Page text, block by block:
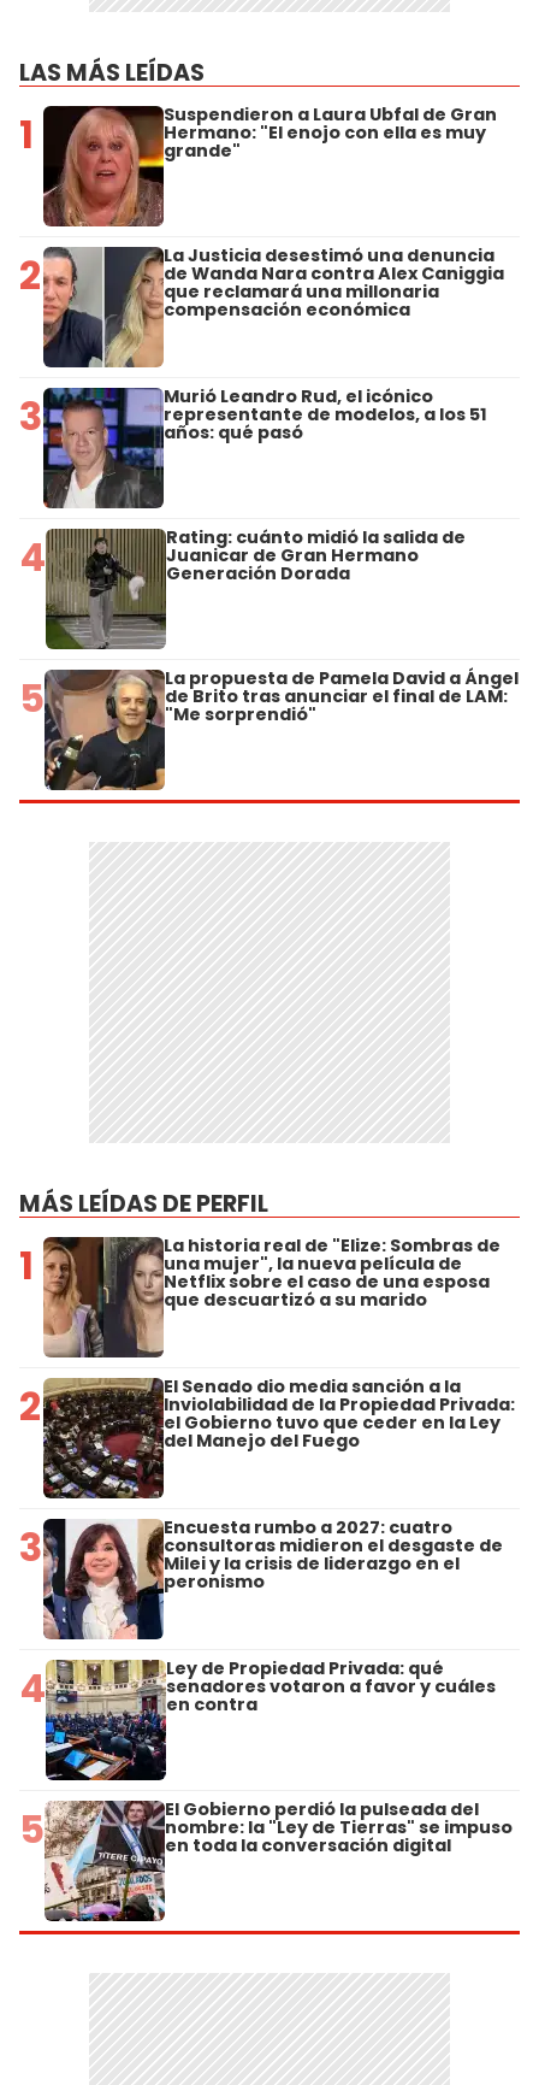
LAS MÁS LEÍDAS
1 Suspendieron a Laura Ubfal de Gran
Hermano: "El enojo con ella es muy
grande"
2 La Justicia desestimó una denuncia
de Wanda Nara contra Alex Caniggia
que reclamará una millonaria
compensación económica
3 Murió Leandro Rud, el icónico
representante de modelos, a los 51
años: qué pasó
4 Rating: cuánto midió la salida de
Juanicar de Gran Hermano
Generación Dorada
5 La propuesta de Pamela David a Ángel
de Brito tras anunciar el final de LAM:
"Me sorprendió"
MÁS LEÍDAS DE PERFIL
1 La historia real de "Elize: Sombras de
una mujer", la nueva película de
Netflix sobre el caso de una esposa
que descuartizó a su marido
2 El Senado dio media sanción a la
Inviolabilidad de la Propiedad Privada:
el Gobierno tuvo que ceder en la Ley
del Manejo del Fuego
3 Encuesta rumbo a 2027: cuatro
consultoras midieron el desgaste de
Milei y la crisis de liderazgo en el
peronismo
4 Ley de Propiedad Privada: qué
senadores votaron a favor y cuáles
en contra
5 El Gobierno perdió la pulseada del
nombre: la "Ley de Tierras" se impuso
en toda la conversación digital